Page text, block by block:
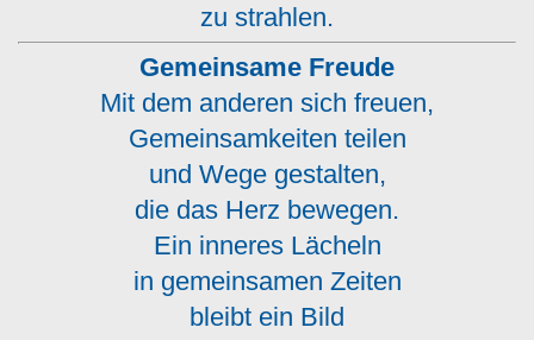
zu strahlen.
Gemeinsame Freude
Mit dem anderen sich freuen,
Gemeinsamkeiten teilen
und Wege gestalten,
die das Herz bewegen.
Ein inneres Lächeln
in gemeinsamen Zeiten
bleibt ein Bild